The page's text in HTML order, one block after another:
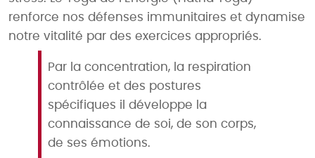
renforce nos défenses immunitaires et dynamise
notre vitalité par des exercices appropriés.
Par la concentration, la respiration
contrôlée et des postures
spécifiques il développe la
connaissance de soi, de son corps,
de ses émotions.